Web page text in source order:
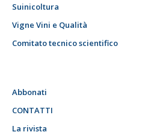
Suinicoltura
Vigne Vini e Qualità
Comitato tecnico scientifico
Abbonati
CONTATTI
La rivista